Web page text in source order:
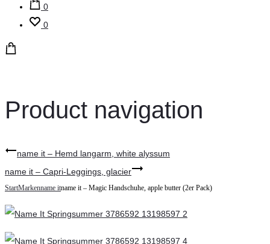
0
0
Product navigation
name it – Hemd langarm, white alyssum
name it – Capri-Leggings, glacier
StartMarkenname itname it – Magic Handschuhe, apple butter (2er Pack)